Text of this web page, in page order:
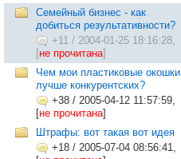
Семейный бизнес - как
добиться результативности?
+11 / 2004-01-25 18:16:28,
[не прочитана]
Чем мои пластиковые окошки
лучше конкурентских?
+38 / 2005-04-12 11:57:59,
[не прочитана]
Штрафы: вот такая вот идея
+18 / 2005-07-04 08:56:41,